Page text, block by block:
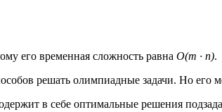
его временная сложность равна O(m · n).
решать олимпиадные задачи. Но его
в себе оптимальные решения